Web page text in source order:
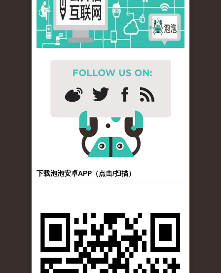
下载泡泡安卓APP（点击/扫描）